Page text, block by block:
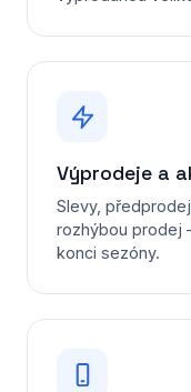
Výprodeje a
Slevy,
rozhýbou prodej
konci sezóny.